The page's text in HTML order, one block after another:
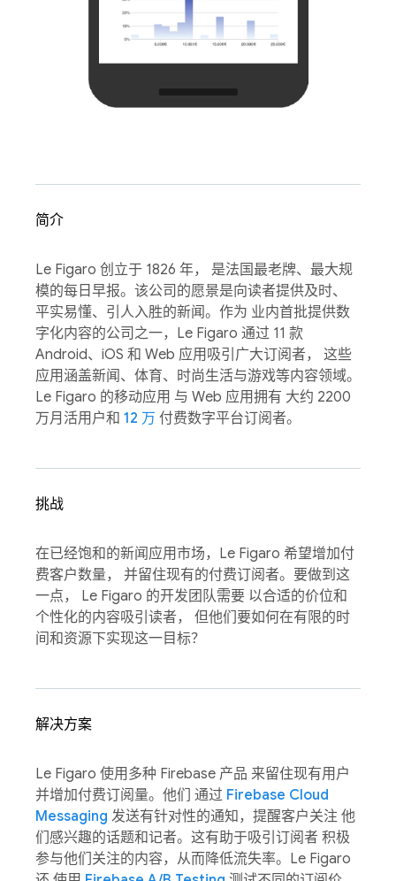
简介
Le Figaro 创立于 1826 年， 是法国最老牌、最大规
模的每日早报。该公司的愿景是向读者提供及时、
平实易懂、引人入胜的新闻。作为 业内首批提供数
字化内容的公司之一，Le Figaro 通过 11 款
Android、iOS 和 Web 应用吸引广大订阅者， 这些
应用涵盖新闻、体育、时尚生活与游戏等内容领域。
Le Figaro 的移动应用 与 Web 应用拥有 大约 2200
万月活用户和 12 万 付费数字平台订阅者。
挑战
在已经饱和的新闻应用市场，Le Figaro 希望增加付
费客户数量， 并留住现有的付费订阅者。要做到这
一点， Le Figaro 的开发团队需要 以合适的价位和
个性化的内容吸引读者， 但他们要如何在有限的时
间和资源下实现这一目标？
解决方案
Le Figaro 使用多种 Firebase 产品 来留住现有用户
并增加付费订阅量。他们 通过 Firebase Cloud
Messaging 发送有针对性的通知，提醒客户关注 他
们感兴趣的话题和记者。这有助于吸引订阅者 积极
参与他们关注的内容，从而降低流失率。Le Figaro